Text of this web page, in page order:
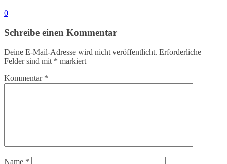
0
Schreibe einen Kommentar
Deine E-Mail-Adresse wird nicht veröffentlicht. Erforderliche
Felder sind mit * markiert
Kommentar *
Name *